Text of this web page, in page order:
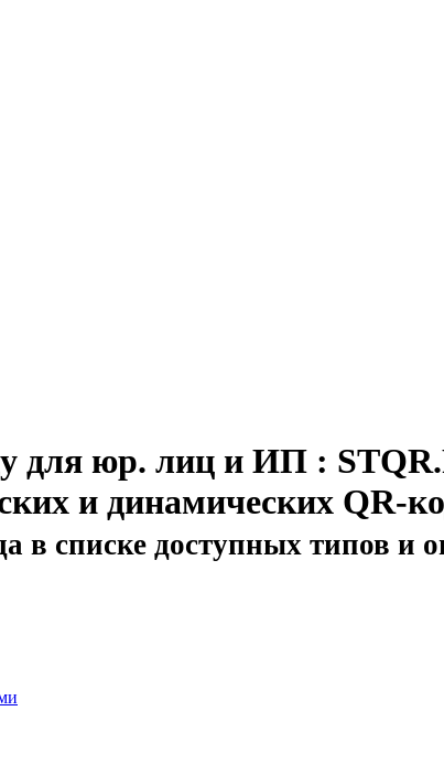
для юр. лиц и ИП :
и динамических QR-
в списке доступных типов и